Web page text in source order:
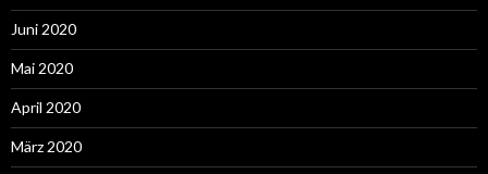
Juni 2020
Mai 2020
April 2020
März 2020